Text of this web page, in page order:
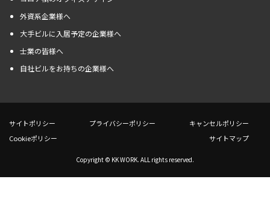
外資系企業様へ
大手ビルに入居予定の企業様へ
士業の皆様へ
自社ビルをお持ちの企業様へ
サイトポリシー プライバシーポリシー
キャンセルポリシー
Cookieポリシー
サイトマップ
Copyright © KK WORK. ALL rights reserved.